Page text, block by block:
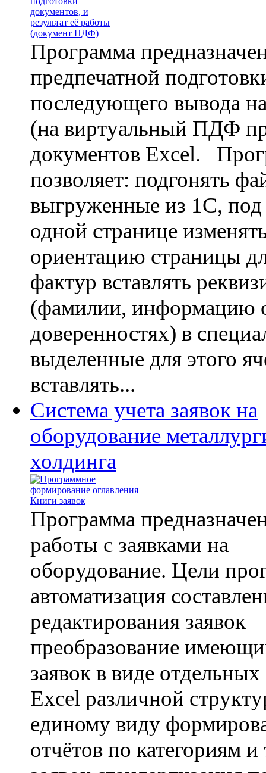
Программа
предпечатной
последующего вывода
(на виртуальный ПДФ
документов Excel.
позволяет: подгонять
выгруженные из 1С, под
одной странице
ориентацию страницы
фактур вставлять
(фамилии, информацию
доверенностях) в
выделенные для этого
вставлять...
Система учета заявок на
оборудование
холдинга
Программа
работы с заявками на
оборудование. Цели
автоматизация
редактирования заявок
преобразование
заявок в виде
Excel различной
единому виду
отчётов по категориям